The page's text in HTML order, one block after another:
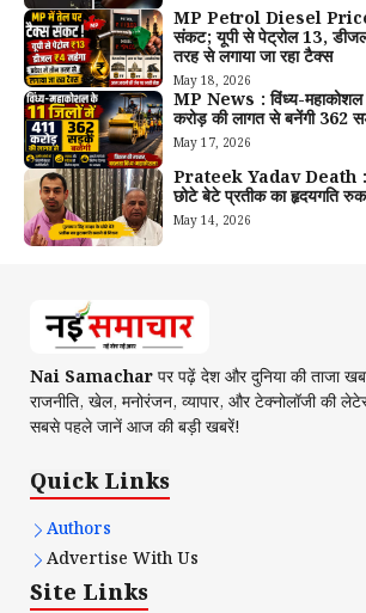
MP Petrol Diesel Price
संकट; यूपी से पेट्रोल ₹13,
तरह से लगाया जा रहा टैक्स
May 18, 2026
MP News : विंध्य-
करोड़ की लागत से बनेंगी 362
May 17, 2026
Prateek Yadav Death :
छोटे बेटे प्रतीक का हृदयगति
May 14, 2026
Nai Samacharपर पढ़ें देश और दुनिया की ताजा
राजनीति, खेल, मनोरंजन, व्यापार, और टेक्नोलॉजी की
सबसे पहले जानें आज की बड़ी खबरें!
Quick Links
Authors
Advertise With Us
Site Links